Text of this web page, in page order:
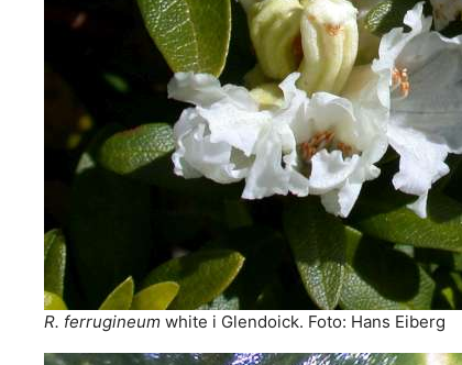
R. ferrugineum white i Glendoick. Foto: Hans Eiberg